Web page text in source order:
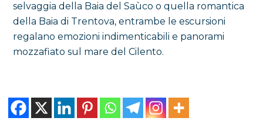
selvaggia della Baia del Saùco o quella romantica
della Baia di Trentova, entrambe le escursioni
regalano emozioni indimenticabili e panorami
mozzafiato sul mare del Cilento.